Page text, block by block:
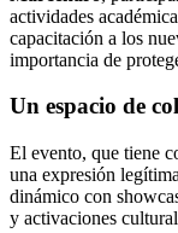
actividades
capacitación a los
importancia de
Un espacio de
El evento, que tiene
una expresión
dinámico con
y activaciones